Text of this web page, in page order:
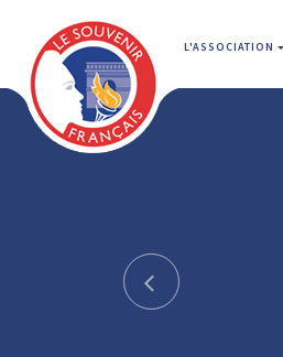
L'ASSOCIATION